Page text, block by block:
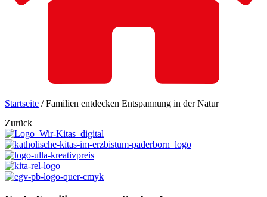
Startseite /Familien entdecken Entspannung in der Natur
Zurück